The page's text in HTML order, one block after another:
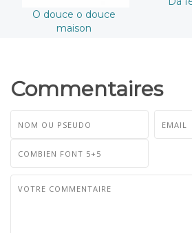
O douce o douce
maison
Commentaires